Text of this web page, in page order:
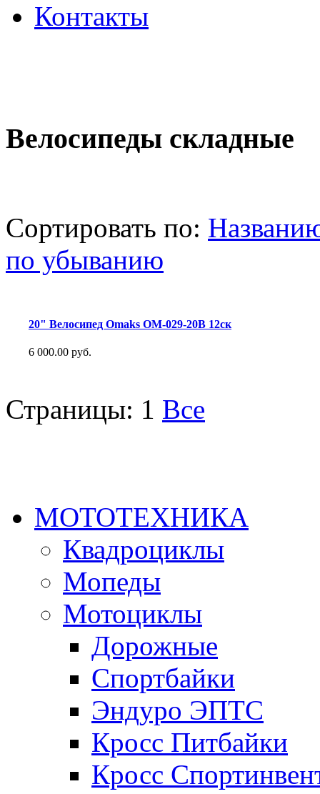
Контакты
Велосипеды складные
Сортировать по:
по убыванию
20" Велосипед Omaks OM-029-20B 12ск
6 000.00 руб.
Страницы: 1 Все
МОТОТЕХНИКА
Квадроциклы
Мопеды
Мотоциклы
Дорожные
Спортбайки
Эндуро ЭПТС
Кросс Питбайки
Кросс